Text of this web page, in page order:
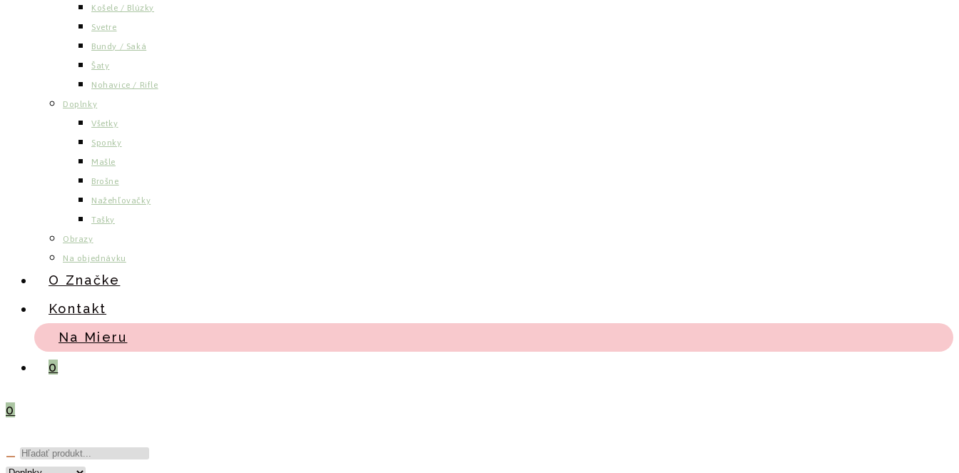
Košele / Blúzky
Svetre
Bundy / Saká
Šaty
Nohavice / Rifle
Doplnky
Všetky
Sponky
Mašle
Brošne
Nažehľovačky
Tašky
Obrazy
Na objednávku
O Značke
Kontakt
Na Mieru
0
0